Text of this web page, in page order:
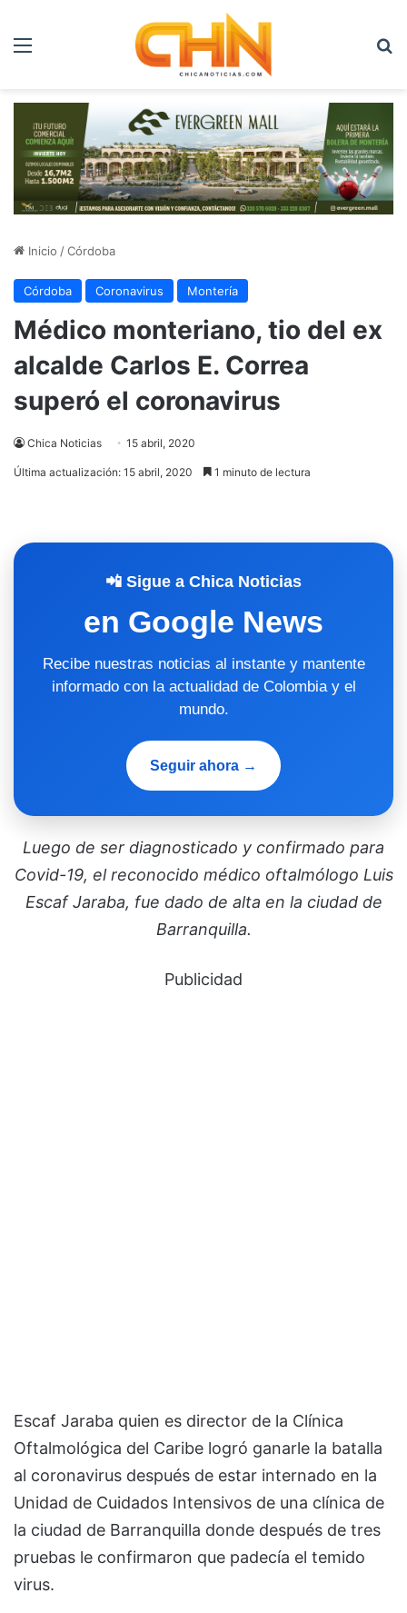
Menú
Inicio /Córdoba
Córdoba Coronavirus Montería
Médico monteriano, tio del ex
alcalde Carlos E. Correa
superó el coronavirus
Chica Noticias 15 abril, 2020
Última actualización: 15 abril, 2020 1 minuto de lectura
📲 Sigue a Chica Noticias
en Google News
Recibe nuestras noticias al instante y mantente
informado con la actualidad de Colombia y el
mundo.
Seguir ahora →
Luego de ser diagnosticado y confirmado para
Covid-19, el reconocido médico oftalmólogo Luis
Escaf Jaraba, fue dado de alta en la ciudad de
Barranquilla.
Publicidad
Escaf Jaraba quien es director de la Clínica
Oftalmológica del Caribe logró ganarle la batalla
al coronavirus después de estar internado en la
Unidad de Cuidados Intensivos de una clínica de
la ciudad de Barranquilla donde después de tres
pruebas le confirmaron que padecía el temido
virus.